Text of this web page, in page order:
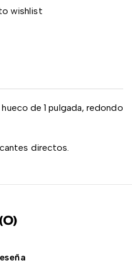
wishlist
de 1 pulgada, redondo
directos.